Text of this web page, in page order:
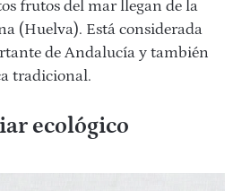
frutos del mar llegan de la
(Huelva). Está considerada
de Andalucía y también
tradicional.
ecológico